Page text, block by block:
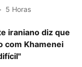
5 Horas
iraniano diz que
com Khamenei